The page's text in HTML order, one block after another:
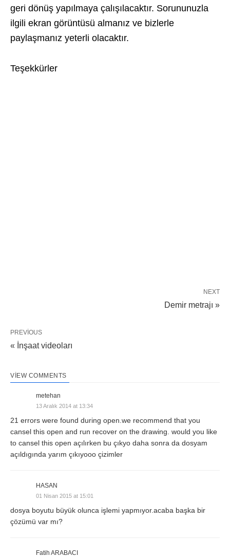
geri dönüş yapılmaya çalışılacaktır. Sorununuzla
ilgili ekran görüntüsü almanız ve bizlerle
paylaşmanız yeterli olacaktır.
Teşekkürler
NEXT
Demir metrajı »
PREVIOUS
« İnşaat videoları
VIEW COMMENTS
metehan
13 Aralık 2014 at 13:34
21 errors were found during open.we recommend that you
cansel this open and run recover on the drawing. would you like
to cansel this open açılırken bu çıkyo daha sonra da dosyam
açıldıgında yarım çıkıyooo çizimler
HASAN
01 Nisan 2015 at 15:01
dosya boyutu büyük olunca işlemi yapmıyor.acaba başka bir
çözümü var mı?
Fatih ARABACI